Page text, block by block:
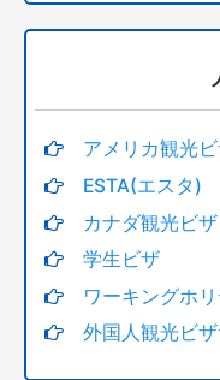
アメリカ観光
ESTA(エスタ)
カナダ観光ビザ
学生ビザ
ワーキングホ
外国人観光ビ